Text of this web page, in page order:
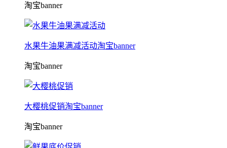
淘宝banner
水果牛油果满减活动淘宝banner
淘宝banner
大樱桃促销淘宝banner
淘宝banner